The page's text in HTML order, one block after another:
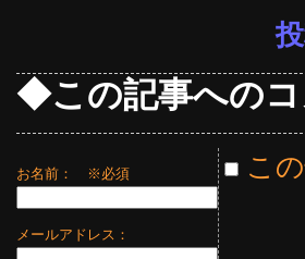
◆この記事へのコ
お名前： ※必須
メールアドレス：
こ